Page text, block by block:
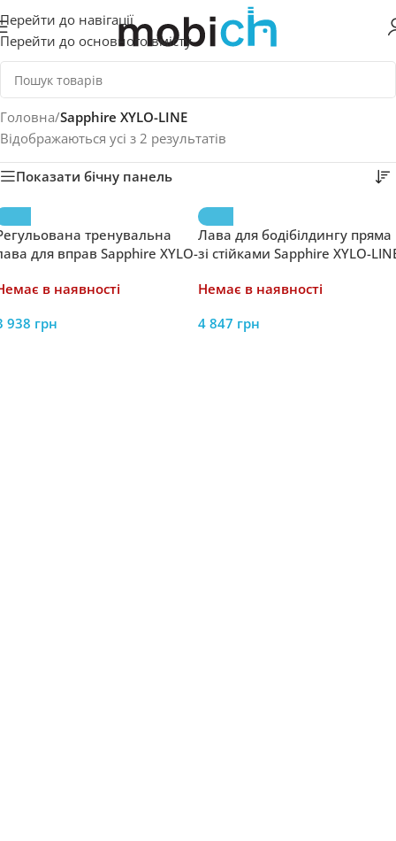
Перейти до навігації
Перейти до основного вмісту
Головна/Sapphire XYLO-LINE
Відображаються усі з 2 результатів
Показати бічну панель
тренувальна
для вправ Sapphire XYLO-
в наявності
938 грн
Лава для бодібілдингу пряма
зі стійками Sapphire XYLO-
Немає в наявності
4 847 грн